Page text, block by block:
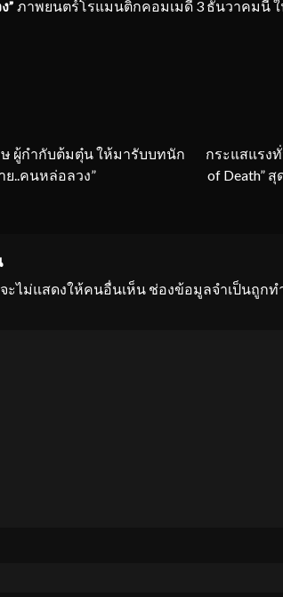
” ภาพยนตร์โรแมนติกคอมเมดี้ 3 ธันวาคมนี้
ษ ผู้กำกับต้มตุ๋น ให้มารับบทนัก
..คนหล่อลวง”
กระแสแรง
of Death”
ะไม่แสดงให้คนอื่นเห็น ช่องข้อมูลจำเป็นถูกท